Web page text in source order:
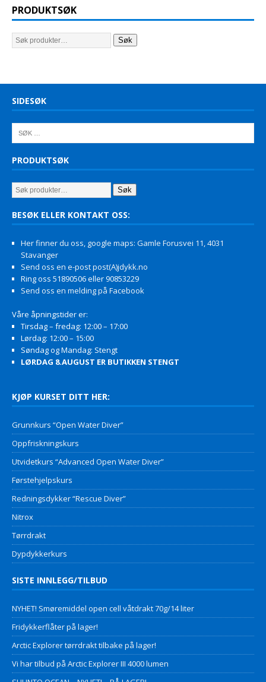
PRODUKTSØK
Søk
SIDESØK
PRODUKTSØK
Søk
BESØK ELLER KONTAKT OSS:
Her finner du oss, google maps: Gamle Forusvei 11, 4031
Stavanger
Send oss en e-post post(A)jdykk.no
Ring oss 51890506 eller 90853229
Send oss en melding på Facebook
Våre åpningstider er:
Tirsdag – fredag: 12:00 – 17:00
Lørdag: 12:00 – 15:00
Søndag og Mandag: Stengt
LØRDAG 8.AUGUST ER BUTIKKEN STENGT
KJØP KURSET DITT HER:
Grunnkurs “Open Water Diver”
Oppfriskningskurs
Utvidetkurs “Advanced Open Water Diver”
Førstehjelpskurs
Redningsdykker “Rescue Diver”
Nitrox
Tørrdrakt
Dypdykkerkurs
SISTE INNLEGG/TILBUD
NYHET! Smøremiddel open cell våtdrakt 70g/14 liter
Fridykkerflåter på lager!
Arctic Explorer tørrdrakt tilbake på lager!
Vi har tilbud på Arctic Explorer III 4000 lumen